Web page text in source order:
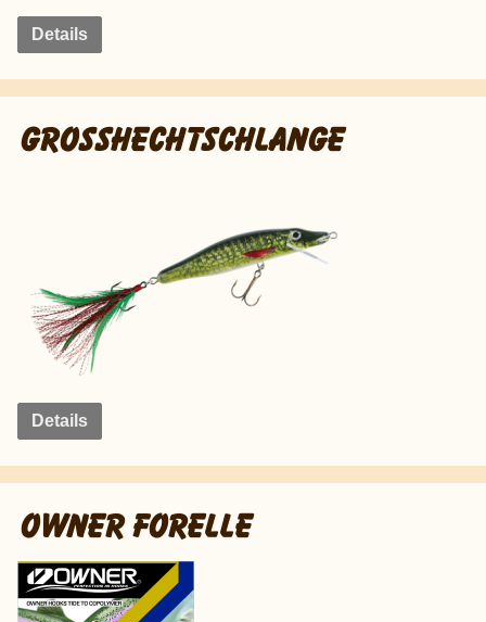
Details
GROSSHECHTSCHLANGE
Details
OWNER FORELLE